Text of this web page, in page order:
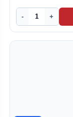
- +